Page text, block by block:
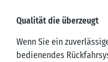
Qualität die überzeugt
Wenn Sie ein
bedienendes